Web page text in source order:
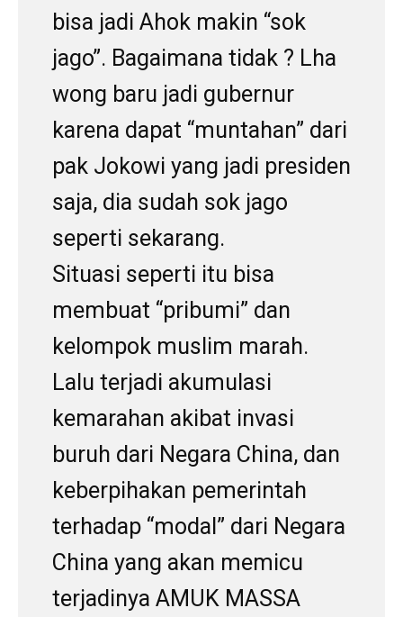
bisa jadi Ahok makin “sok
jago”. Bagaimana tidak ? Lha
wong baru jadi gubernur
karena dapat “muntahan” dari
pak Jokowi yang jadi presiden
saja, dia sudah sok jago
seperti sekarang.
Situasi seperti itu bisa
membuat “pribumi” dan
kelompok muslim marah.
Lalu terjadi akumulasi
kemarahan akibat invasi
buruh dari Negara China, dan
keberpihakan pemerintah
terhadap “modal” dari Negara
China yang akan memicu
terjadinya AMUK MASSA